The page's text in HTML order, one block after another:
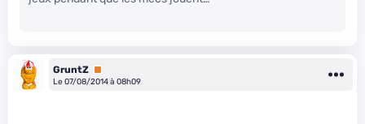
GruntZ Premium
Le 07/08/2014 à 08h09